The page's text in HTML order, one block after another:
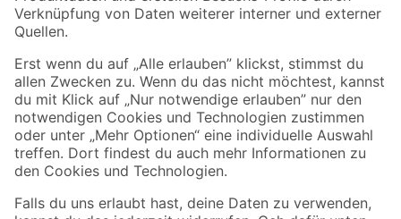
Sicher einkaufen
Jetzt die toom-App herunterladen